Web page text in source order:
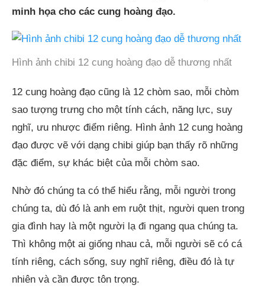
minh họa cho các cung hoàng đạo.
Hình ảnh chibi 12 cung hoàng đạo dễ thương nhất
12 cung hoàng đạo cũng là 12 chòm sao, mỗi chòm
sao tượng trưng cho một tính cách, năng lực, suy
nghĩ, ưu nhược điểm riêng. Hình ảnh 12 cung hoàng
đạo được vẽ với dạng chibi giúp bạn thấy rõ những
đặc điểm, sự khác biệt của mỗi chòm sao.
Nhờ đó chúng ta có thể hiểu rằng, mỗi người trong
chúng ta, dù đó là anh em ruột thịt, người quen trong
gia đình hay là một người lạ đi ngang qua chúng ta.
Thì không một ai giống nhau cả, mỗi người sẽ có cá
tính riêng, cách sống, suy nghĩ riêng, điều đó là tự
nhiên và cần được tôn trọng.